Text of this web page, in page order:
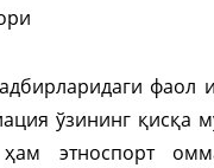
фаол
ўзининг қисқа
этноспорт